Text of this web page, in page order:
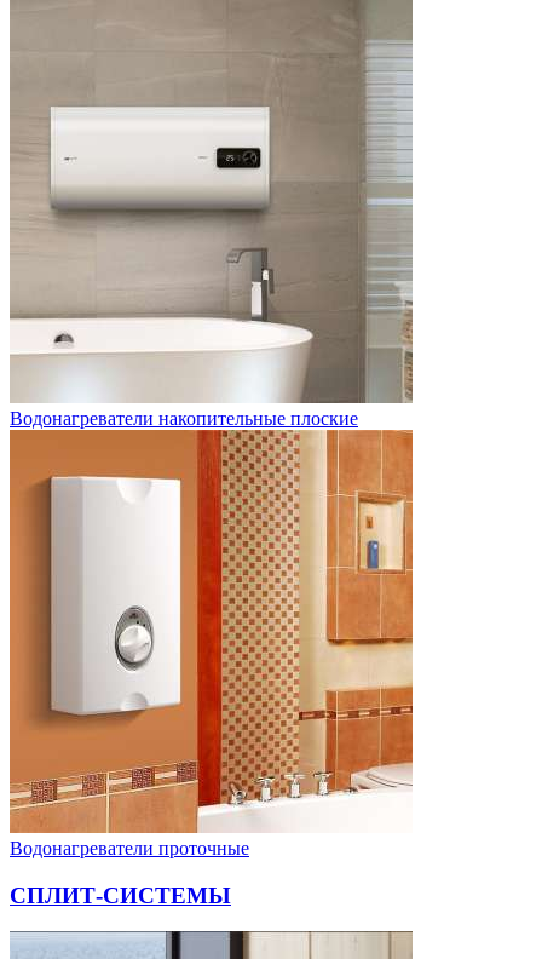
Водонагреватели накопительные плоские
Водонагреватели проточные
СПЛИТ-СИСТЕМЫ